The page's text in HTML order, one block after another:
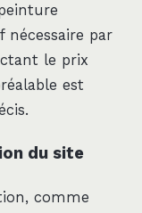
nécessaire par
le prix
est
du site
comme